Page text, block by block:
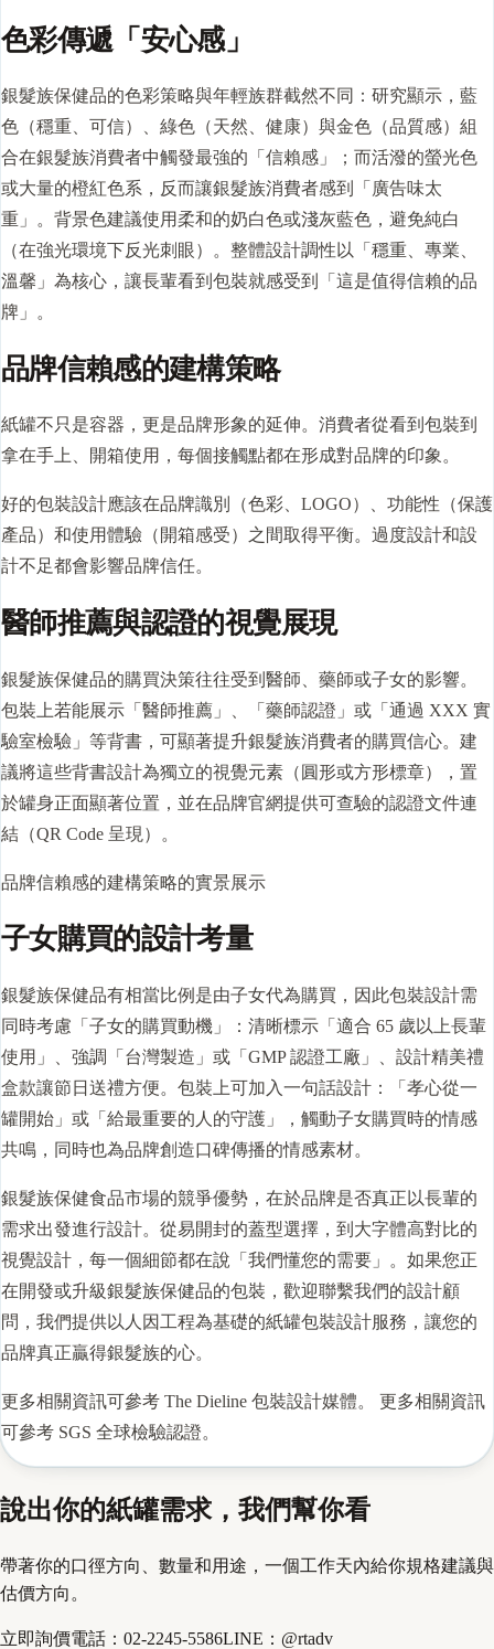
色彩傳遞「安心感」
銀髮族保健品的色彩策略與年輕族群截然不同：研究顯示，藍
色（穩重、可信）、綠色（天然、健康）與金色（品質感）組
合在銀髮族消費者中觸發最強的「信賴感」；而活潑的螢光色
或大量的橙紅色系，反而讓銀髮族消費者感到「廣告味太
重」。背景色建議使用柔和的奶白色或淺灰藍色，避免純白
（在強光環境下反光刺眼）。整體設計調性以「穩重、專業、
溫馨」為核心，讓長輩看到包裝就感受到「這是值得信賴的品
牌」。
品牌信賴感的建構策略
紙罐不只是容器，更是品牌形象的延伸。消費者從看到包裝到
拿在手上、開箱使用，每個接觸點都在形成對品牌的印象。
好的包裝設計應該在品牌識別（色彩、LOGO）、功能性（保護
產品）和使用體驗（開箱感受）之間取得平衡。過度設計和設
計不足都會影響品牌信任。
醫師推薦與認證的視覺展現
銀髮族保健品的購買決策往往受到醫師、藥師或子女的影響。
包裝上若能展示「醫師推薦」、「藥師認證」或「通過 XXX 實
驗室檢驗」等背書，可顯著提升銀髮族消費者的購買信心。建
議將這些背書設計為獨立的視覺元素（圓形或方形標章），置
於罐身正面顯著位置，並在品牌官網提供可查驗的認證文件連
結（QR Code 呈現）。
品牌信賴感的建構策略的實景展示
子女購買的設計考量
銀髮族保健品有相當比例是由子女代為購買，因此包裝設計需
同時考慮「子女的購買動機」：清晰標示「適合 65 歲以上長輩
使用」、強調「台灣製造」或「GMP 認證工廠」、設計精美禮
盒款讓節日送禮方便。包裝上可加入一句話設計：「孝心從一
罐開始」或「給最重要的人的守護」，觸動子女購買時的情感
共鳴，同時也為品牌創造口碑傳播的情感素材。
銀髮族保健食品市場的競爭優勢，在於品牌是否真正以長輩的
需求出發進行設計。從易開封的蓋型選擇，到大字體高對比的
視覺設計，每一個細節都在說「我們懂您的需要」。如果您正
在開發或升級銀髮族保健品的包裝，歡迎聯繫我們的設計顧
問，我們提供以人因工程為基礎的紙罐包裝設計服務，讓您的
品牌真正贏得銀髮族的心。
更多相關資訊可參考 The Dieline 包裝設計媒體。 更多相關資訊
可參考 SGS 全球檢驗認證。
說出你的紙罐需求，我們幫你看
帶著你的口徑方向、數量和用途，一個工作天內給你規格建議與
估價方向。
立即詢價電話： 02-2245-5586LINE： @rtadv